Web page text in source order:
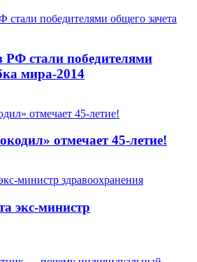
РФ стали победителями
мира-2014
отмечает 45-летие!
экс-министр